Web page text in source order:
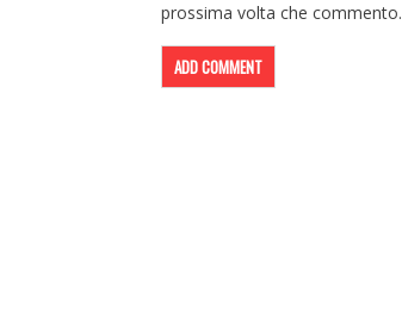
prossima volta che commento.